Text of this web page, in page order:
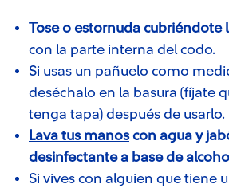
Tose o estornuda cubriéndote
con la parte interna del codo.
Si usas un pañuelo como
deséchalo en la basura (fíjate
tenga tapa) después de usarlo.
Lava tus manoscon agua y
desinfectante a base de
Si vives con alguien que tiene